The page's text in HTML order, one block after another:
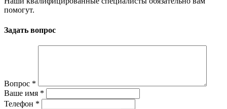
помогут.
Задать вопрос
Вопрос *
Ваше имя *
Телефон *